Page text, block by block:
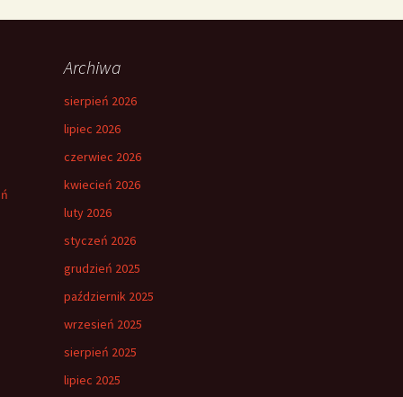
Archiwa
sierpień 2026
lipiec 2026
czerwiec 2026
kwiecień 2026
luty 2026
styczeń 2026
grudzień 2025
październik 2025
wrzesień 2025
sierpień 2025
lipiec 2025